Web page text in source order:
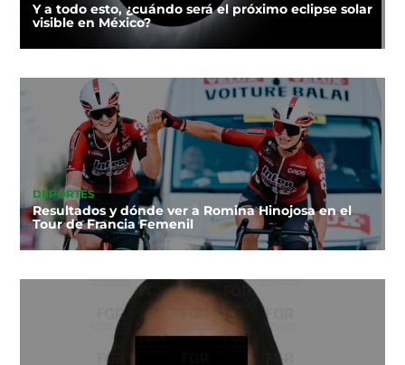
Y a todo esto, ¿cuándo será el próximo eclipse solar
visible en México?
DEPORTES
Resultados y dónde ver a Romina Hinojosa en el
Tour de Francia Femenil